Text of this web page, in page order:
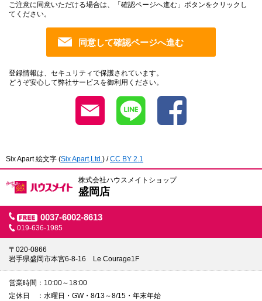
ご注意に同意いただける場合は、「確認ページへ進む」ボタンをクリックし
てください。
登録情報は、セキュリティで保護されています。
どうぞ安心して弊社サービスを御利用ください。
Six Apart 絵文字 (Six Apart,Ltd.) /CC BY 2.1
株式会社ハウスメイトショップ
盛岡店
0037-6002-8613
019-636-1985
〒020-0866
岩手県盛岡市本宮6-8-16 Le Courage1F
営業時間
10:00～18:00
定休日
水曜日・GW・8/13～8/15・年末年始